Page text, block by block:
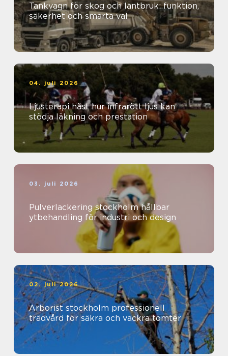
Tankvagn för skog och lantbruk: funktion,
säkerhet och smarta val
04. juli 2026
Ljusterapi häst hur infrarött ljus kan
stödja läkning och prestation
03. juli 2026
Pulverlackering stockholm hållbar
ytbehandling för industri och design
02. juli 2026
Arborist stockholm professionell
trädvård för säkra och vackra tomter